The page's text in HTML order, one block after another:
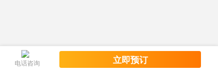
电话咨询 立即预订